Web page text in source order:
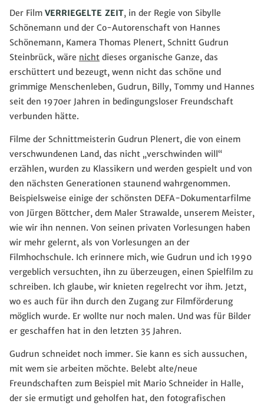
Der Film VERRIEGELTE ZEIT, in der Regie von Sibylle
Schönemann und der Co-Autorenschaft von Hannes
Schönemann, Kamera Thomas Plenert, Schnitt Gudrun
Steinbrück, wäre nicht dieses organische Ganze, das
erschüttert und bezeugt, wenn nicht das schöne und
grimmige Menschenleben, Gudrun, Billy, Tommy und Hannes
seit den 1970er Jahren in bedingungsloser Freundschaft
verbunden hätte.
Filme der Schnittmeisterin Gudrun Plenert, die von einem
verschwundenen Land, das nicht „verschwinden will“
erzählen, wurden zu Klassikern und werden gespielt und von
den nächsten Generationen staunend wahrgenommen.
Beispielsweise einige der schönsten DEFA-Dokumentarfilme
von Jürgen Böttcher, dem Maler Strawalde, unserem Meister,
wie wir ihn nennen. Von seinen privaten Vorlesungen haben
wir mehr gelernt, als von Vorlesungen an der
Filmhochschule. Ich erinnere mich, wie Gudrun und ich 1990
vergeblich versuchten, ihn zu überzeugen, einen Spielfilm zu
schreiben. Ich glaube, wir knieten regelrecht vor ihm. Jetzt,
wo es auch für ihn durch den Zugang zur Filmförderung
möglich wurde. Er wollte nur noch malen. Und was für Bilder
er geschaffen hat in den letzten 35 Jahren.
Gudrun schneidet noch immer. Sie kann es sich aussuchen,
mit wem sie arbeiten möchte. Belebt alte/neue
Freundschaften zum Beispiel mit Mario Schneider in Halle,
der sie ermutigt und geholfen hat, den fotografischen